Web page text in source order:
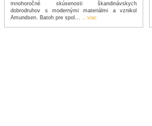
mnohoročné skúsenosti škandinávskych
dobrodruhov s modernými materiálmi a vznikol
Amundsen. Batoh pre spol......viac